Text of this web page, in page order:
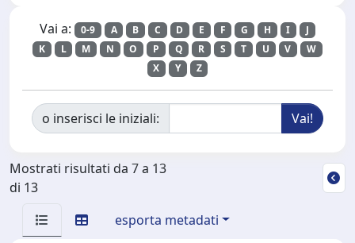
Vai a: 0-9 A B C D E F G H I
J
K
L M N O P Q R S T U V
W
X
Y Z
o inserisci le iniziali:
Mostrati risultati da 7 a 13
di 13
esporta metadati